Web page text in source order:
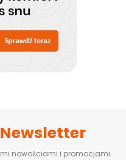
nowościami i promocjami.